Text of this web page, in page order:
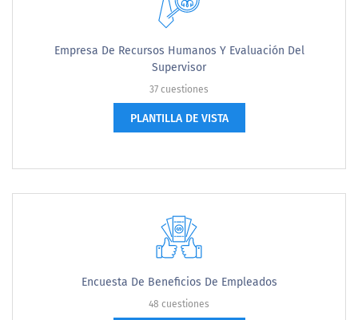
Empresa De Recursos Humanos Y Evaluación Del
Supervisor
37 cuestiones
PLANTILLA DE VISTA
Encuesta De Beneficios De Empleados
48 cuestiones